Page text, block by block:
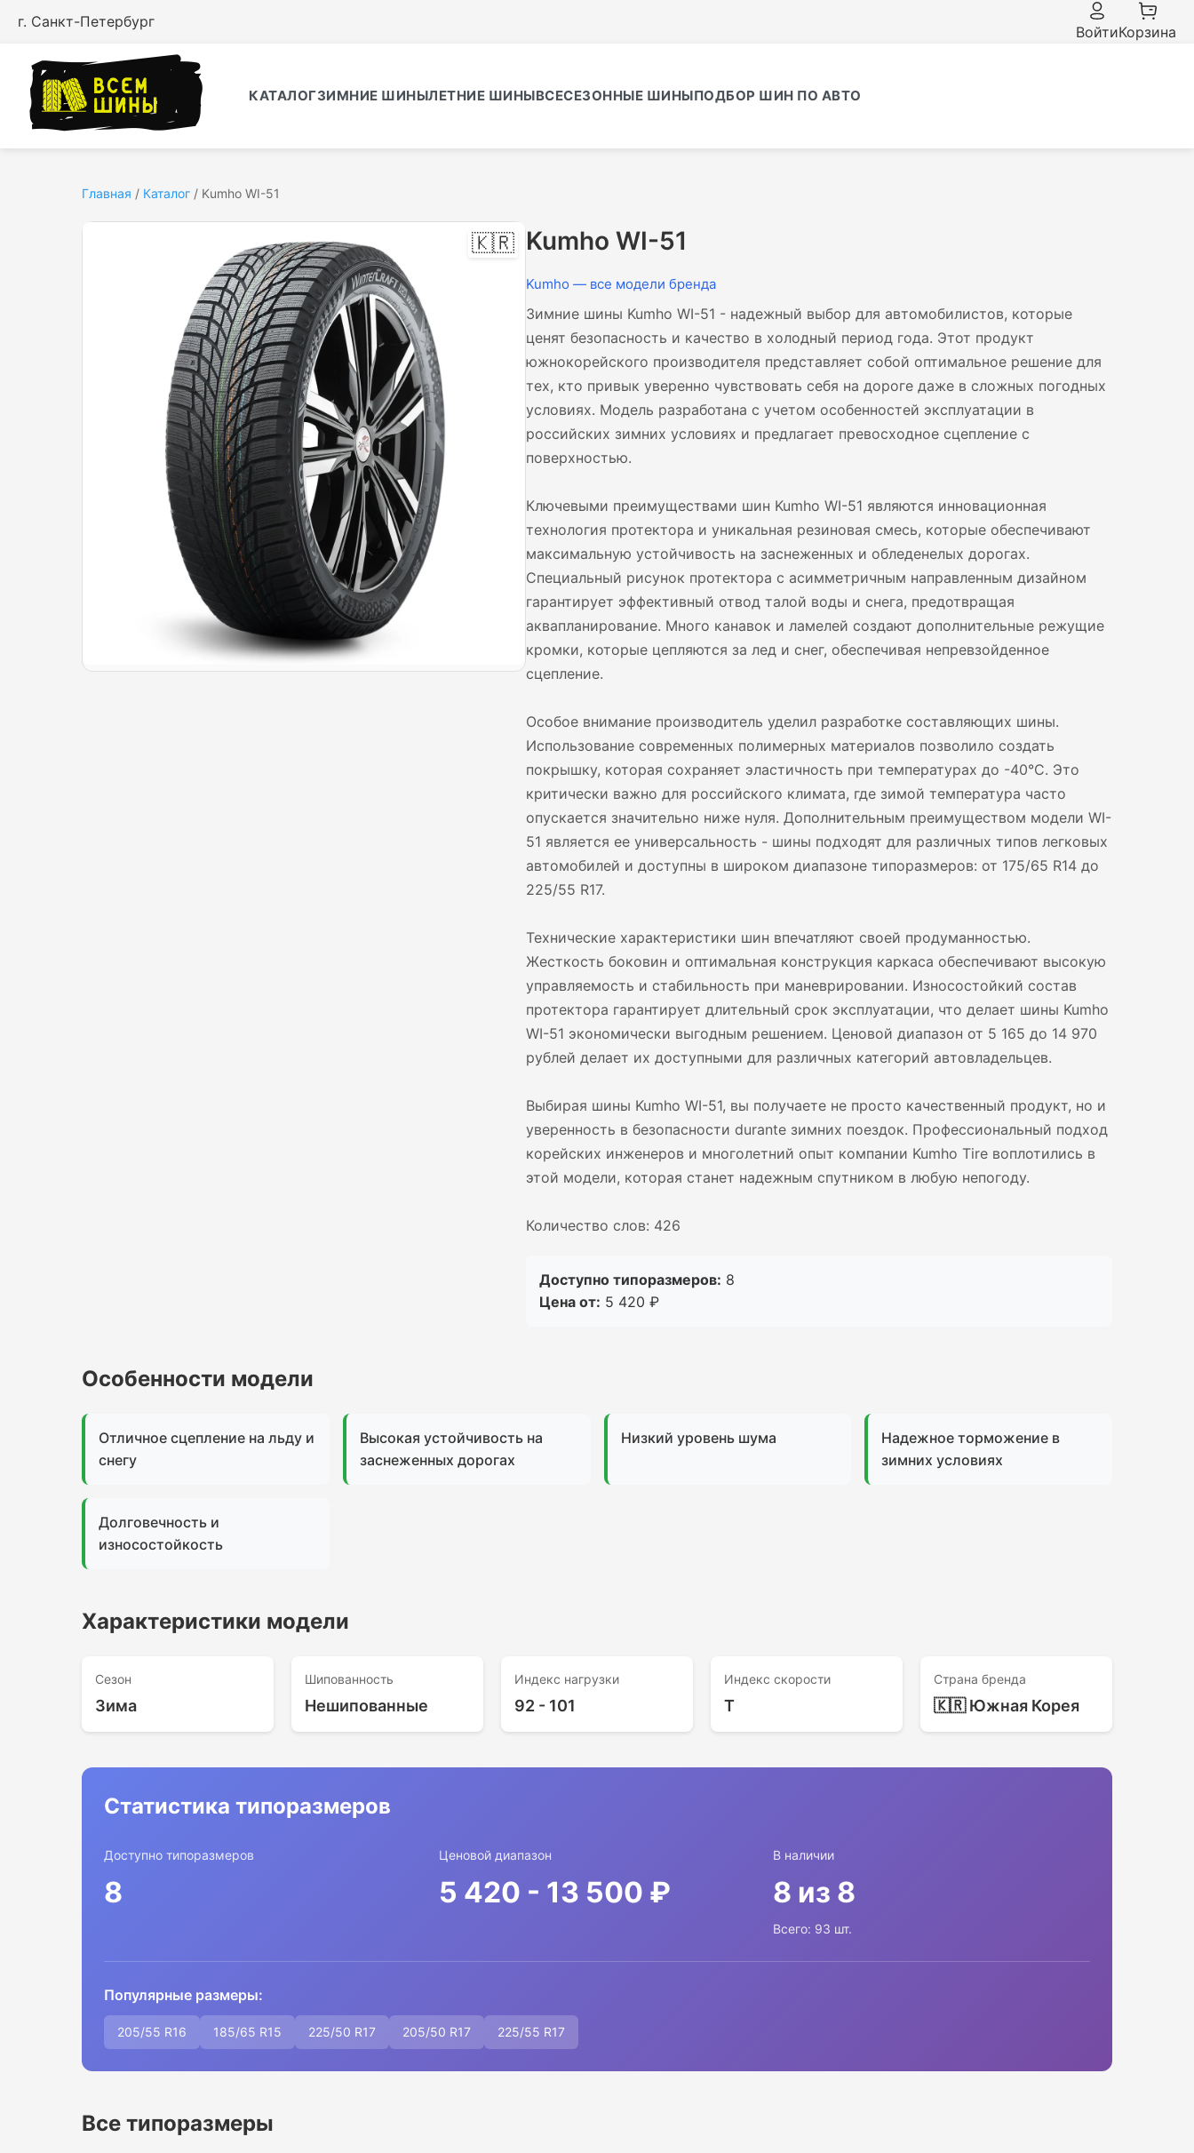
г. Санкт-Петербург
ВойтиКорзина
КАТАЛОГЗИМНИЕ ШИНЫЛЕТНИЕ ШИНЫВСЕСЕЗОННЫЕ ШИНЫПОДБОР ШИН ПО АВТО
Главная / Каталог / Kumho WI-51
🇰🇷 Kumho WI-51
Kumho — все модели бренда
Зимние шины Kumho WI-51 - надежный выбор для автомобилистов, которые
ценят безопасность и качество в холодный период года. Этот продукт
южнокорейского производителя представляет собой оптимальное решение для
тех, кто привык уверенно чувствовать себя на дороге даже в сложных погодных
условиях. Модель разработана с учетом особенностей эксплуатации в
российских зимних условиях и предлагает превосходное сцепление с
поверхностью.
Ключевыми преимуществами шин Kumho WI-51 являются инновационная
технология протектора и уникальная резиновая смесь, которые обеспечивают
максимальную устойчивость на заснеженных и обледенелых дорогах.
Специальный рисунок протектора с асимметричным направленным дизайном
гарантирует эффективный отвод талой воды и снега, предотвращая
аквапланирование. Много канавок и ламелей создают дополнительные режущие
кромки, которые цепляются за лед и снег, обеспечивая непревзойденное
сцепление.
Особое внимание производитель уделил разработке составляющих шины.
Использование современных полимерных материалов позволило создать
покрышку, которая сохраняет эластичность при температурах до -40°C. Это
критически важно для российского климата, где зимой температура часто
опускается значительно ниже нуля. Дополнительным преимуществом модели WI-
51 является ее универсальность - шины подходят для различных типов легковых
автомобилей и доступны в широком диапазоне типоразмеров: от 175/65 R14 до
225/55 R17.
Технические характеристики шин впечатляют своей продуманностью.
Жесткость боковин и оптимальная конструкция каркаса обеспечивают высокую
управляемость и стабильность при маневрировании. Износостойкий состав
протектора гарантирует длительный срок эксплуатации, что делает шины Kumho
WI-51 экономически выгодным решением. Ценовой диапазон от 5 165 до 14 970
рублей делает их доступными для различных категорий автовладельцев.
Выбирая шины Kumho WI-51, вы получаете не просто качественный продукт, но и
уверенность в безопасности durante зимних поездок. Профессиональный подход
корейских инженеров и многолетний опыт компании Kumho Tire воплотились в
этой модели, которая станет надежным спутником в любую непогоду.
Количество слов: 426
Доступно типоразмеров: 8
Цена от: 5 420 ₽
Особенности модели
Отличное сцепление на льду и
снегу
Высокая устойчивость на
заснеженных дорогах
Низкий уровень шума
Надежное торможение в
зимних условиях
Долговечность и
износостойкость
Характеристики модели
Сезон
Зима
Шипованность
Нешипованные
Индекс нагрузки
92 - 101
Индекс скорости
T
Страна бренда
🇰🇷 Южная Корея
Статистика типоразмеров
Доступно типоразмеров
8
Ценовой диапазон
5 420 - 13 500 ₽
В наличии
8 из 8
Всего: 93 шт.
Популярные размеры:
205/55 R16 185/65 R15 225/50 R17 205/50 R17 225/55 R17
Все типоразмеры